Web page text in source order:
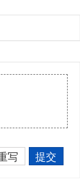
写
提交